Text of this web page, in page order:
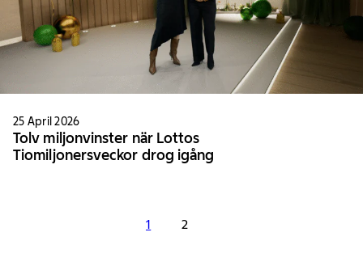
25 April 2026
Tolv miljonvinster när Lottos
Tiomiljonersveckor drog igång
1 2